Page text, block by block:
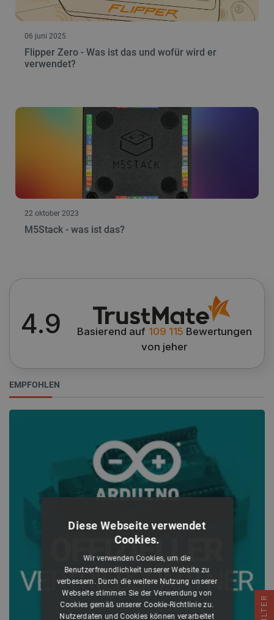
4.9 Basierend auf 109 115 Bewertungen
von jeher
EMPFOHLEN
06 juni 2025
Flipper Zero - Was ist das und wofür wird er
verwendet?
22 oktober 2023
M5Stack - was ist das?
FILTER
Diese Webseite verwendet
Cookies.
Wir verwenden Cookies, um die
Benutzerfreundlichkeit unserer Website zu
verbessern. Durch die weitere Nutzung unserer
Webseite stimmen Sie der Verwendung von
Cookies gemäß unserer Cookie-Richtlinie zu.
Nutzerdaten und Cookies können verarbeitet